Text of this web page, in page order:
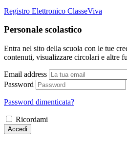
Registro Elettronico ClasseViva
Personale scolastico
Entra nel sito della scuola con le tue
contenuti, visualizzare circolari e altre
Email address
Password
Password dimenticata?
Ricordami
Accedi